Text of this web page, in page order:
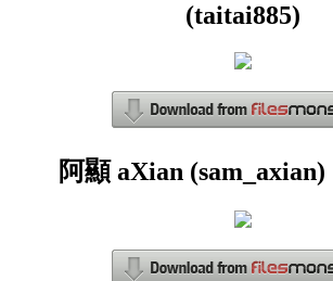
(taitai885)
阿顯 aXian